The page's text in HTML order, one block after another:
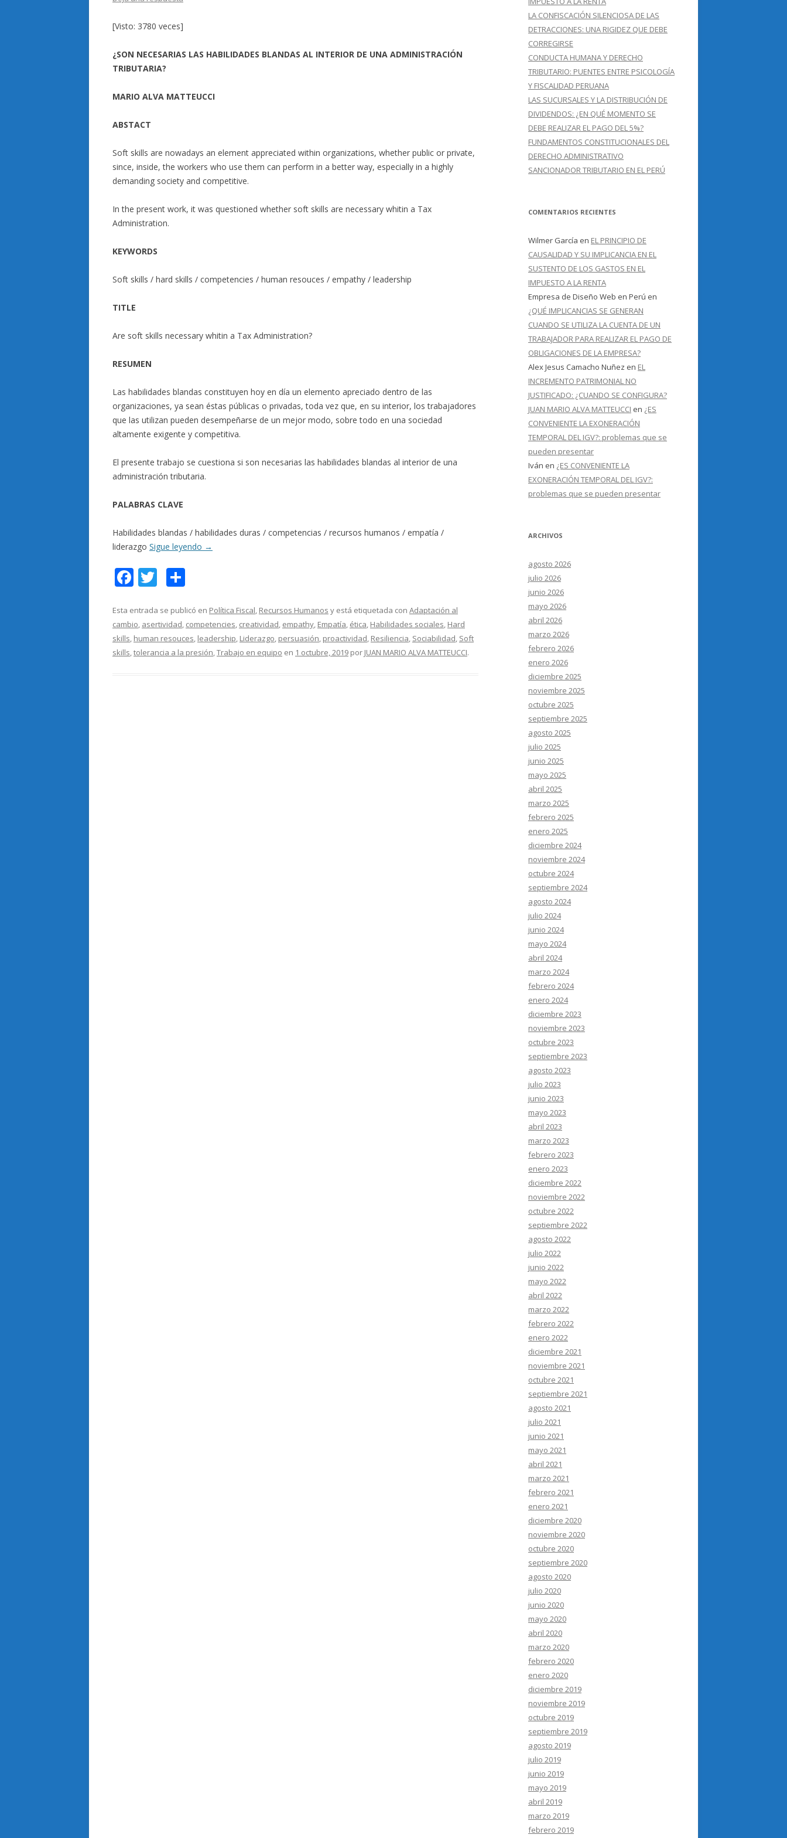
[Visto: 3780 veces]
¿SON NECESARIAS LAS HABILIDADES BLANDAS AL INTERIOR DE UNA ADMINISTRACIÓN
TRIBUTARIA?
MARIO ALVA MATTEUCCI
ABSTACT
Soft skills are nowadays an element appreciated within organizations, whether public or private,
since, inside, the workers who use them can perform in a better way, especially in a highly
demanding society and competitive.
In the present work, it was questioned whether soft skills are necessary whitin a Tax
Administration.
KEYWORDS
Soft skills / hard skills / competencies / human resouces / empathy / leadership
TITLE
Are soft skills necessary whitin a Tax Administration?
RESUMEN
Las habilidades blandas constituyen hoy en día un elemento apreciado dentro de las
organizaciones, ya sean éstas públicas o privadas, toda vez que, en su interior, los trabajadores
que las utilizan pueden desempeñarse de un mejor modo, sobre todo en una sociedad
altamente exigente y competitiva.
El presente trabajo se cuestiona si son necesarias las habilidades blandas al interior de una
administración tributaria.
PALABRAS CLAVE
Habilidades blandas / habilidades duras / competencias / recursos humanos / empatía /
liderazgo Sigue leyendo →
F
e
b
o
T
itt
er
m
p
ar
Esta entrada se publicó en Política Fiscal, Recursos Humanos y está etiquetada con Adaptación al
cambio, asertividad, competencies, creatividad, empathy, Empatía, ética, Habilidades sociales, Hard
skills, human resouces, leadership, Liderazgo, persuasión, proactividad, Resiliencia, Sociabilidad, Soft
skills,tolerancia a la presión,Trabajo en equipo en 1 octubre, 2019 por JUAN MARIO ALVA MATTEUCCI.
LA CONFISCACIÓN SILENCIOSA DE LAS
DETRACCIONES: UNA RIGIDEZ QUE DEBE
CORREGIRSE
CONDUCTA HUMANA Y DERECHO
TRIBUTARIO: PUENTES ENTRE PSICOLOGÍA
Y FISCALIDAD PERUANA
LAS SUCURSALES Y LA DISTRIBUCIÓN DE
DIVIDENDOS: ¿EN QUÉ MOMENTO SE
DEBE REALIZAR EL PAGO DEL 5%?
FUNDAMENTOS CONSTITUCIONALES DEL
DERECHO ADMINISTRATIVO
SANCIONADOR TRIBUTARIO EN EL PERÚ
COMENTARIOS RECIENTES
Wilmer García en EL PRINCIPIO DE
CAUSALIDAD Y SU IMPLICANCIA EN EL
SUSTENTO DE LOS GASTOS EN EL
IMPUESTO A LA RENTA
Empresa de Diseño Web en Perú en
¿QUÉ IMPLICANCIAS SE GENERAN
CUANDO SE UTILIZA LA CUENTA DE UN
TRABAJADOR PARA REALIZAR EL PAGO DE
OBLIGACIONES DE LA EMPRESA?
Alex Jesus Camacho Nuñez en EL
INCREMENTO PATRIMONIAL NO
JUSTIFICADO: ¿CUANDO SE CONFIGURA?
JUAN MARIO ALVA MATTEUCCI en ¿ES
CONVENIENTE LA EXONERACIÓN
TEMPORAL DEL IGV?: problemas que se
pueden presentar
Iván en ¿ES CONVENIENTE LA
EXONERACIÓN TEMPORAL DEL IGV?:
problemas que se pueden presentar
ARCHIVOS
agosto 2026
julio 2026
junio 2026
mayo 2026
abril 2026
marzo 2026
febrero 2026
enero 2026
diciembre 2025
noviembre 2025
octubre 2025
septiembre 2025
agosto 2025
julio 2025
junio 2025
mayo 2025
abril 2025
marzo 2025
febrero 2025
enero 2025
diciembre 2024
noviembre 2024
octubre 2024
septiembre 2024
agosto 2024
julio 2024
junio 2024
mayo 2024
abril 2024
marzo 2024
febrero 2024
enero 2024
diciembre 2023
noviembre 2023
octubre 2023
septiembre 2023
agosto 2023
julio 2023
junio 2023
mayo 2023
abril 2023
marzo 2023
febrero 2023
enero 2023
diciembre 2022
noviembre 2022
octubre 2022
septiembre 2022
agosto 2022
julio 2022
junio 2022
mayo 2022
abril 2022
marzo 2022
febrero 2022
enero 2022
diciembre 2021
noviembre 2021
octubre 2021
septiembre 2021
agosto 2021
julio 2021
junio 2021
mayo 2021
abril 2021
marzo 2021
febrero 2021
enero 2021
diciembre 2020
noviembre 2020
octubre 2020
septiembre 2020
agosto 2020
julio 2020
junio 2020
mayo 2020
abril 2020
marzo 2020
febrero 2020
enero 2020
diciembre 2019
noviembre 2019
octubre 2019
septiembre 2019
agosto 2019
julio 2019
junio 2019
mayo 2019
abril 2019
marzo 2019
febrero 2019